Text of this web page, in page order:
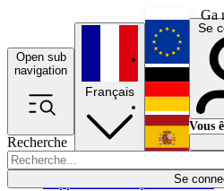
Ga
Open sub
navigation
Recherche
Se
Économie
Français
English
Se
Vous